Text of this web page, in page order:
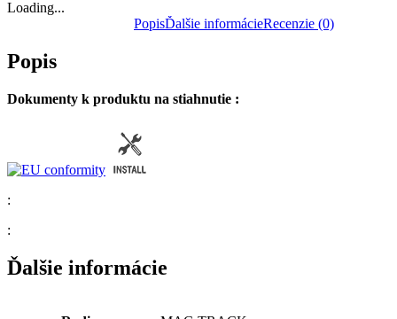
Loading...
PopisĎalšie informácieRecenzie (0)
Popis
Dokumenty k produktu na stiahnutie :
:
:
Ďalšie informácie